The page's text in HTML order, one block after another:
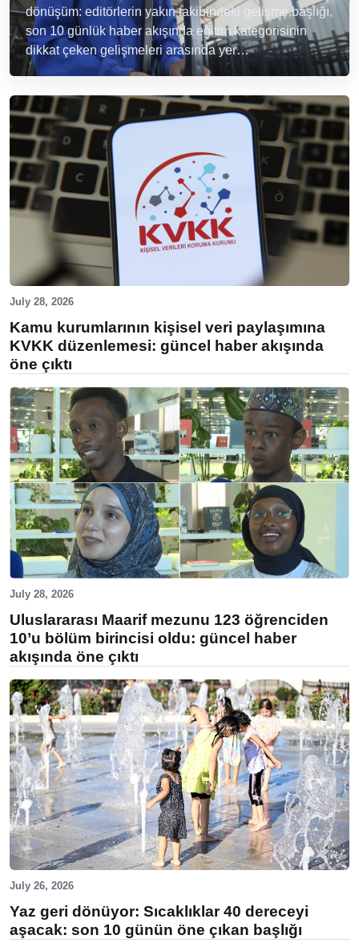
dönüşüm: editörlerin yakın takibindeki gelişme başlığı,
son 10 günlük haber akışında eğitim kategorisinin
dikkat çeken gelişmeleri arasında yer…
July 28, 2026
Kamu kurumlarının kişisel veri paylaşımına
KVKK düzenlemesi: güncel haber akışında
öne çıktı
July 28, 2026
Uluslararası Maarif mezunu 123 öğrenciden
10’u bölüm birincisi oldu: güncel haber
akışında öne çıktı
July 26, 2026
Yaz geri dönüyor: Sıcaklıklar 40 dereceyi
aşacak: son 10 günün öne çıkan başlığı